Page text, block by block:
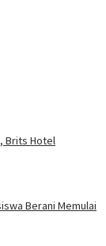
Brits Hotel
Berani Memulai